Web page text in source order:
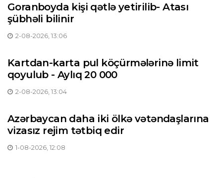
Goranboyda kişi qətlə yetirilib- Atası
şübhəli bilinir
2-08-2026, 13:06
Kartdan-karta pul köçürmələrinə limit
qoyulub - Aylıq 20 000
2-08-2026, 13:04
Azərbaycan daha iki ölkə vətəndaşlarına
vizasız rejim tətbiq edir
1-08-2026, 12:08